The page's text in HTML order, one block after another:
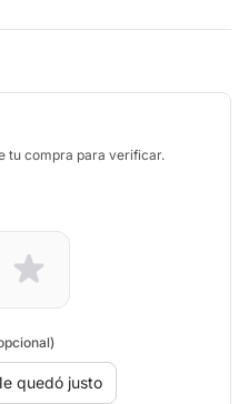
tu compra para verificar.
quedó justo